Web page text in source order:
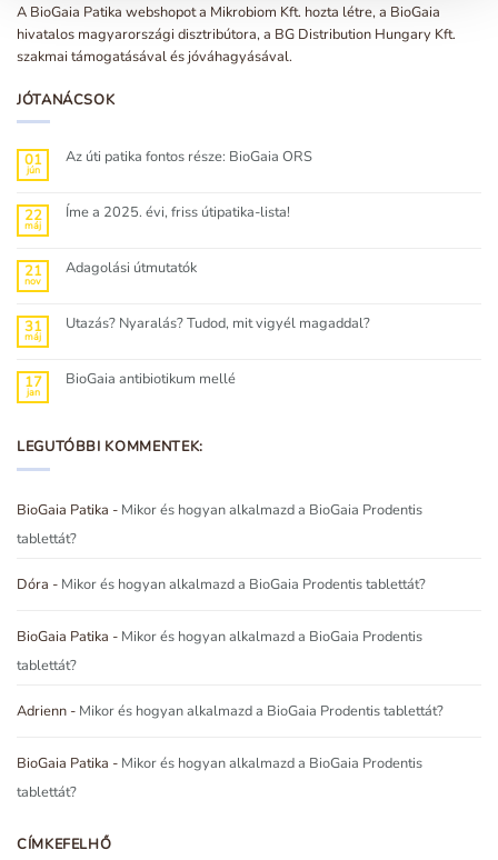
A BioGaia Patika webshopot a Mikrobiom Kft. hozta létre, a BioGaia
hivatalos magyarországi disztribútora, a BG Distribution Hungary Kft.
szakmai támogatásával és jóváhagyásával.
JÓTANÁCSOK
01
jún
Az úti patika fontos része: BioGaia ORS
Az
úti
BioGaia
ORS
22
máj
Íme a 2025. évi, friss útipatika-lista!
Íme
a
útipatika-
lista!
21
nov
Adagolási útmutatók
Adagolási
útmutatók
31
máj
Utazás? Nyaralás? Tudod, mit vigyél magaddal?
Utazás?
Nyaralás?
bejegyzéshez
17
jan
BioGaia antibiotikum mellé
antibiotikum
mellé
LEGUTÓBBI KOMMENTEK:
BioGaia Patika - Mikor és hogyan alkalmazd a BioGaia Prodentis
tablettát?
Dóra - Mikor és hogyan alkalmazd a BioGaia Prodentis tablettát?
BioGaia Patika - Mikor és hogyan alkalmazd a BioGaia Prodentis
tablettát?
Adrienn - Mikor és hogyan alkalmazd a BioGaia Prodentis tablettát?
BioGaia Patika - Mikor és hogyan alkalmazd a BioGaia Prodentis
tablettát?
CÍMKEFELHŐ